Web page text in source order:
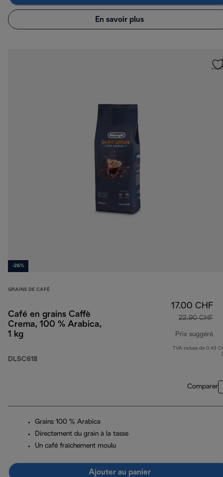
En savoir plus
-26%
GRAINS DE CAFÉ
Café en grains Caffè
Crema, 100 % Arabica,
1 kg
DLSC618
17.00 CHF
22.90 CHF
Prix suggéré
TVA incluse de 0.43
Comparer
Grains 100 % Arabica
Directement du grain à la tasse
Un café fraîchement moulu
Ajouter au panier